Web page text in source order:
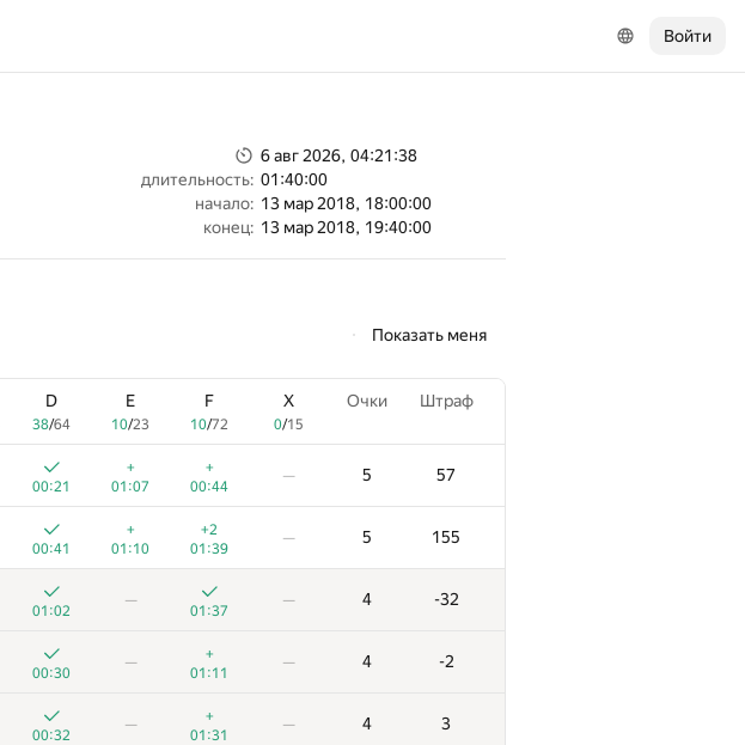
Войти
6 авг 2026, 04:21:38
длительность: 01:40:00
начало: 13 мар 2018, 18:00:00
конец: 13 мар 2018, 19:40:00
Показать меня
D
38/64
E
10/23
F
10/72
X
0/15
Очки Штраф
00:21
+
01:07
+
00:44
— 5 57
00:41
+
01:10
+2
01:39
— 5 155
01:02
—
01:37
— 4 -32
00:30
—
+
01:11
— 4 -2
00:32
—
+
01:31
— 4 3